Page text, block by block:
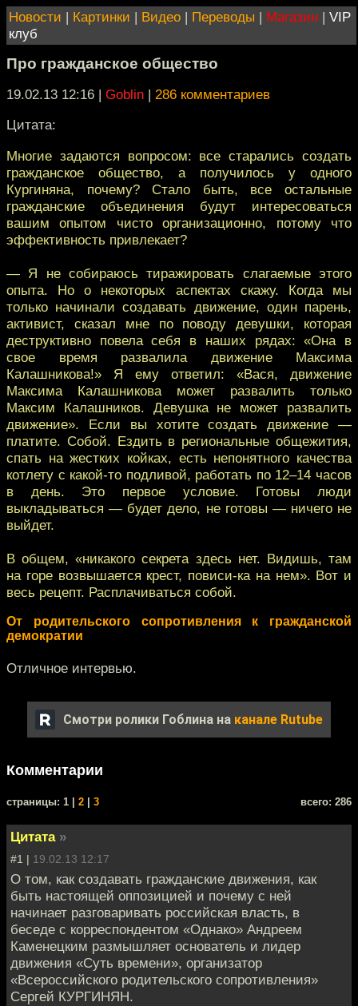
Новости | Картинки | Видео | Переводы | Магазин | VIP
клуб
Про гражданское общество
19.02.13 12:16 | Goblin | 286 комментариев
Цитата:
Многие задаются вопросом: все старались создать
гражданское общество, а получилось у одного
Кургиняна, почему? Стало быть, все остальные
гражданские объединения будут интересоваться
вашим опытом чисто организационно, потому что
эффективность привлекает?
— Я не собираюсь тиражировать слагаемые этого
опыта. Но о некоторых аспектах скажу. Когда мы
только начинали создавать движение, один парень,
активист, сказал мне по поводу девушки, которая
деструктивно повела себя в наших рядах: «Она в
свое время развалила движение Максима
Калашникова!» Я ему ответил: «Вася, движение
Максима Калашникова может развалить только
Максим Калашников. Девушка не может развалить
движение». Если вы хотите создать движение —
платите. Собой. Ездить в региональные общежития,
спать на жестких койках, есть непонятного качества
котлету с какой-то подливой, работать по 12–14 часов
в день. Это первое условие. Готовы люди
выкладываться — будет дело, не готовы — ничего не
выйдет.
В общем, «никакого секрета здесь нет. Видишь, там
на горе возвышается крест, повиси-ка на нем». Вот и
весь рецепт. Расплачиваться собой.
От родительского сопротивления к гражданской
демократии
Отличное интервью.
Смотри ролики Гоблина на канале Rutube
Комментарии
cтраницы: 1 | 2 3 всего: 286
Цитата »
#1 | 19.02.13 12:17
О том, как создавать гражданские движения, как
быть настоящей оппозицией и почему с ней
начинает разговаривать российская власть, в
беседе с корреспондентом «Однако» Андреем
Каменецким размышляет основатель и лидер
движения «Суть времени», организатор
«Всероссийского родительского сопротивления»
Сергей КУРГИНЯН.